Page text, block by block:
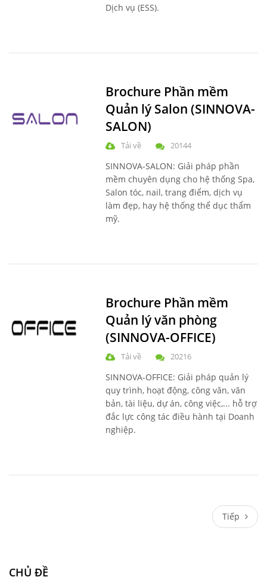
Dịch vụ (ESS).
Brochure Phần mềm
Quản lý Salon (SINNOVA-
SALON)
Tải về 20144
SINNOVA-SALON: Giải pháp phần
mềm chuyên dụng cho hệ thống Spa,
Salon tóc, nail, trang điểm, dịch vụ
làm đẹp, hay hệ thống thể dục thẩm
mỹ.
Brochure Phần mềm
Quản lý văn phòng
(SINNOVA-OFFICE)
Tải về 20216
SINNOVA-OFFICE: Giải pháp quản lý
quy trình, hoạt động, công văn, văn
bản, tài liệu, dự án, công việc,... hỗ trợ
đắc lực công tác điều hành tại Doanh
nghiệp.
Tiếp Tiếp
CHỦ ĐỀ